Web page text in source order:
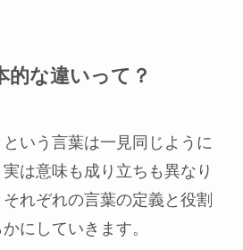
的な違いって？
という言葉は一見同じように
は意味も成り立ちも異なり
れぞれの言葉の定義と役割
にしていきます。